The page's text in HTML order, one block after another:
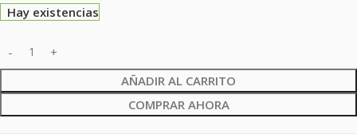
Hay existencias
AÑADIR AL CARRITO
COMPRAR AHORA